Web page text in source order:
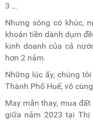
3 …
Nhưng sông có khúc,
khoản tiền dành dụm
kinh doanh của cả
hơn 2 năm.
Những lúc ấy, chúng
Thành Phố Huế, vô
May mắn thay, mua
giữa năm 2023 tại Thị